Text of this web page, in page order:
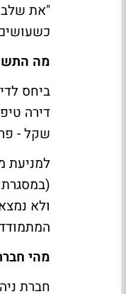
"את שלב
מה
שקל - פרי מציין
למניעת
המתמודדים על 500 מיטות במעונות בלבד),
מהי
חברת